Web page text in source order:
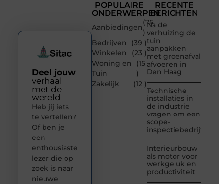
POPULAIRE
ONDERWERPEN
Aanbiedingen
(75
)
Bedrijven
(39 )
Winkelen
(23 )
Woning en
Tuin
(15
)
Zakelijk
(12 )
RECENTE
BERICHTEN
Na de
verhuizing de
tuin
aanpakken
met groenafval
afvoeren in
Den Haag
Technische
installaties in
de industrie
vragen om een
scope-
inspectiebedrijf
Interieurbouw
als motor voor
werkgeluk en
productiviteit
Deel jouw
verhaal
met de
wereld
Heb jij iets
te vertellen?
Of ben je
een
enthousiaste
lezer die op
zoek is naar
nieuwe